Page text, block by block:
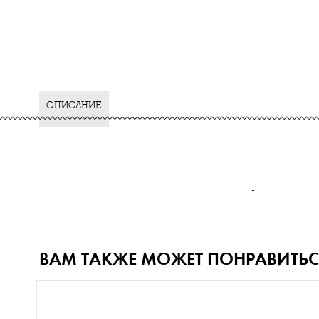
ОПИСАНИЕ
-
ВАМ ТАКЖЕ МОЖЕТ